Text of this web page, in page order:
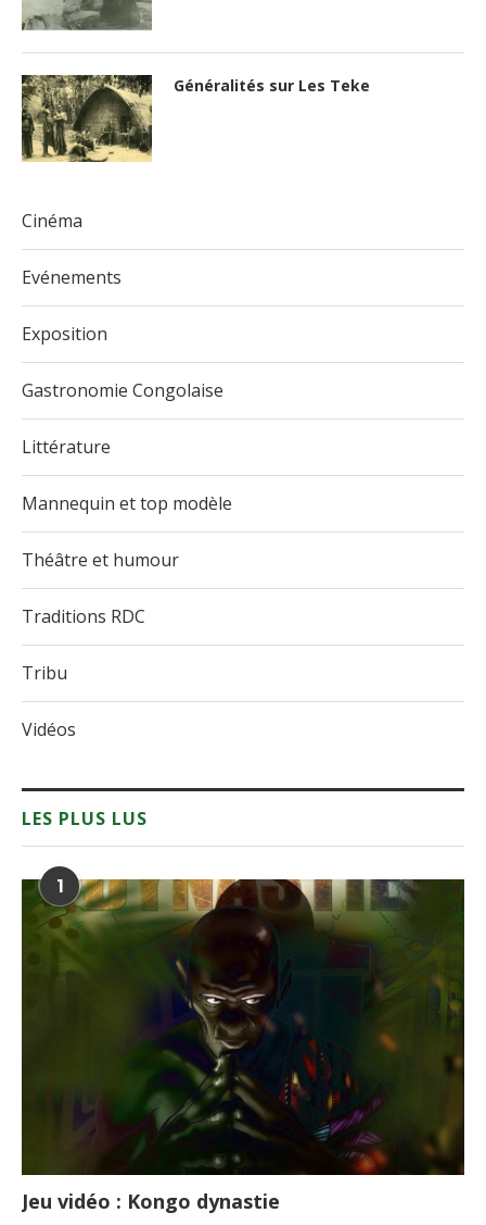
Généralités sur Les Teke
Cinéma
Evénements
Exposition
Gastronomie Congolaise
Littérature
Mannequin et top modèle
Théâtre et humour
Traditions RDC
Tribu
Vidéos
LES PLUS LUS
1
Jeu vidéo : Kongo dynastie